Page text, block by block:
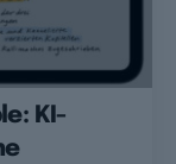
KI-